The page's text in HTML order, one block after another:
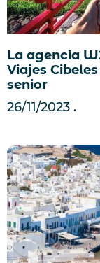
La agencia
Viajes
senior
26/11/2023